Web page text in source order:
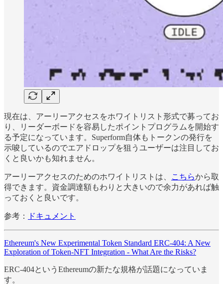
現在は、アーリーアクセスをホワイトリスト形式で募ってお
り、リーダーボードを容易したポイントプログラムを開始す
る予定になっています。Superform自体もトークンの発行を
示唆しているのでエアドロップを狙うユーザーは注目してお
くと良いかも知れません。
アーリーアクセスのためのホワイトリストは、 こちらから取
得できます。資金調達額もわりと大きいので余力があれば触
っておくと良いです。
参考： ドキュメント
Ethereum's New Experimental Token Standard ERC-404: A New
Exploration of Token-NFT Integration - What Are the Risks?
ERC-404というEthereumの新たな規格が話題になっていま
す。